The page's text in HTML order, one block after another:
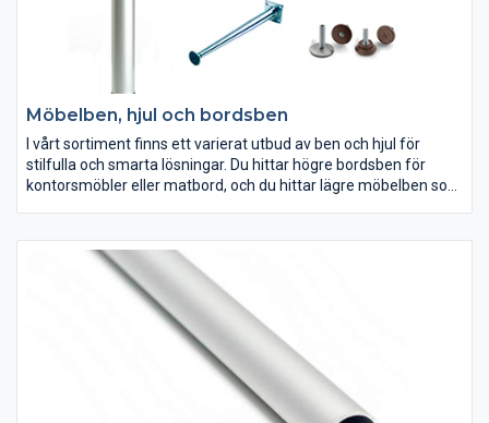
Möbelben, hjul och bordsben
I vårt sortiment finns ett varierat utbud av ben och hjul för
stilfulla och smarta lösningar. Du hittar högre bordsben för
kontorsmöbler eller matbord, och du hittar lägre möbelben som
hjul finns allt från större industrihjul till mindre länkhjul och
silfulla designhjul. Inom denna produktgrupp hittar du också
bordsreglar, glidknappar och vridplattor.